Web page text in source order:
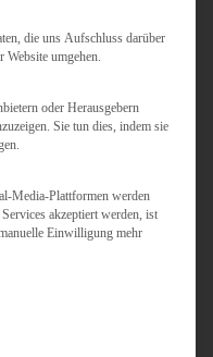
die uns Aufschluss darüber
Website umgehen.
oder Herausgebern
Sie tun dies, indem sie
Media-Plattformen werden
akzeptiert werden, ist
Einwilligung mehr